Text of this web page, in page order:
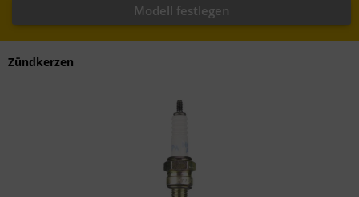
Modell festlegen
Zündkerzen